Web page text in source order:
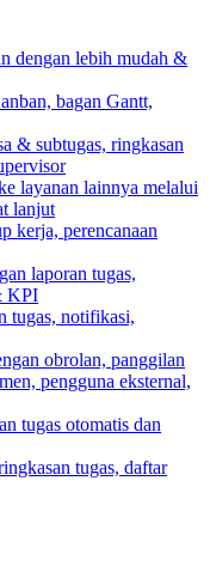
dengan lebih mudah &
bagan Gantt,
& subtugas, ringkasan
layanan lainnya melalui
lanjut
kerja, perencanaan
laporan tugas,
KPI
tugas, notifikasi,
obrolan, panggilan
pengguna eksternal,
tugas otomatis dan
tugas, daftar